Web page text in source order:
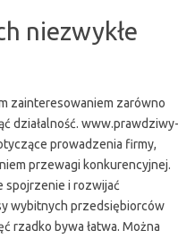
niezwykłe
zainteresowaniem zarówno
działalność. www.prawdziwy-
prowadzenia firmy,
przewagi konkurencyjnej.
spojrzenie i rozwijać
wybitnych przedsiębiorców
rzadko bywa łatwa. Można